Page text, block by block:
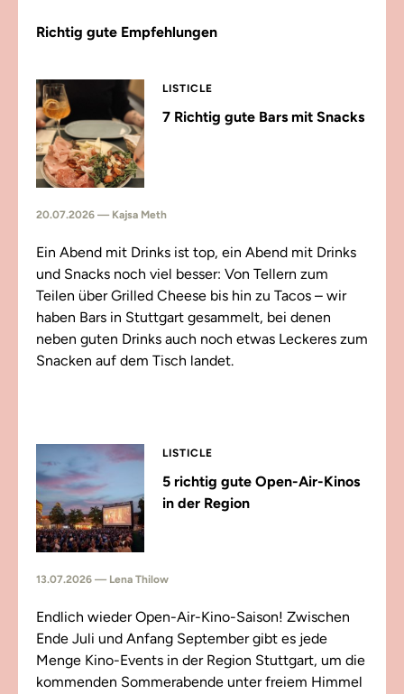
Richtig gute Empfehlungen
LISTICLE
7 Richtig gute Bars mit Snacks
20.07.2026 — Kajsa Meth
Ein Abend mit Drinks ist top, ein Abend mit Drinks
und Snacks noch viel besser: Von Tellern zum
Teilen über Grilled Cheese bis hin zu Tacos – wir
haben Bars in Stuttgart gesammelt, bei denen
neben guten Drinks auch noch etwas Leckeres zum
Snacken auf dem Tisch landet.
LISTICLE
5 richtig gute Open-Air-Kinos
in der Region
13.07.2026 — Lena Thilow
Endlich wieder Open-Air-Kino-Saison! Zwischen
Ende Juli und Anfang September gibt es jede
Menge Kino-Events in der Region Stuttgart, um die
kommenden Sommerabende unter freiem Himmel